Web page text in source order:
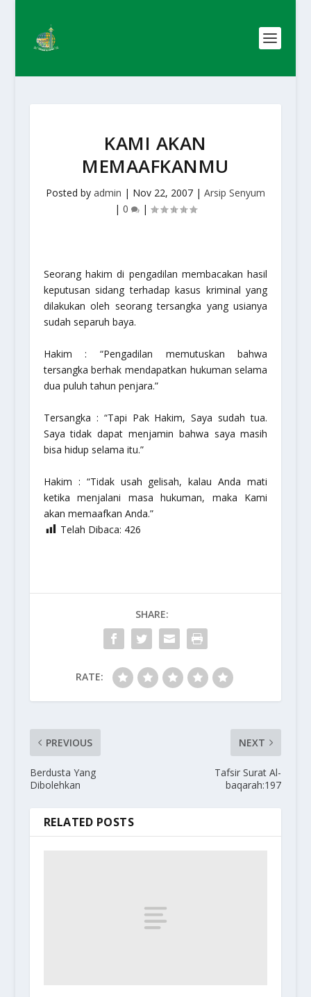
KAMI AKAN
MEMAAFKANMU
Posted by admin | Nov 22, 2007| Arsip Senyum
| 0 |
Seorang hakim di pengadilan membacakan hasil
keputusan sidang terhadap kasus kriminal yang
dilakukan oleh seorang tersangka yang usianya
sudah separuh baya.
Hakim : “Pengadilan memutuskan bahwa
tersangka berhak mendapatkan hukuman selama
dua puluh tahun penjara.”
Tersangka : “Tapi Pak Hakim, Saya sudah tua.
Saya tidak dapat menjamin bahwa saya masih
bisa hidup selama itu.”
Hakim : “Tidak usah gelisah, kalau Anda mati
ketika menjalani masa hukuman, maka Kami
akan memaafkan Anda.”
Telah Dibaca: 426
SHARE:
RATE:
PREVIOUS
Berdusta Yang
Dibolehkan
NEXT
Tafsir Surat Al-
baqarah:197
RELATED POSTS